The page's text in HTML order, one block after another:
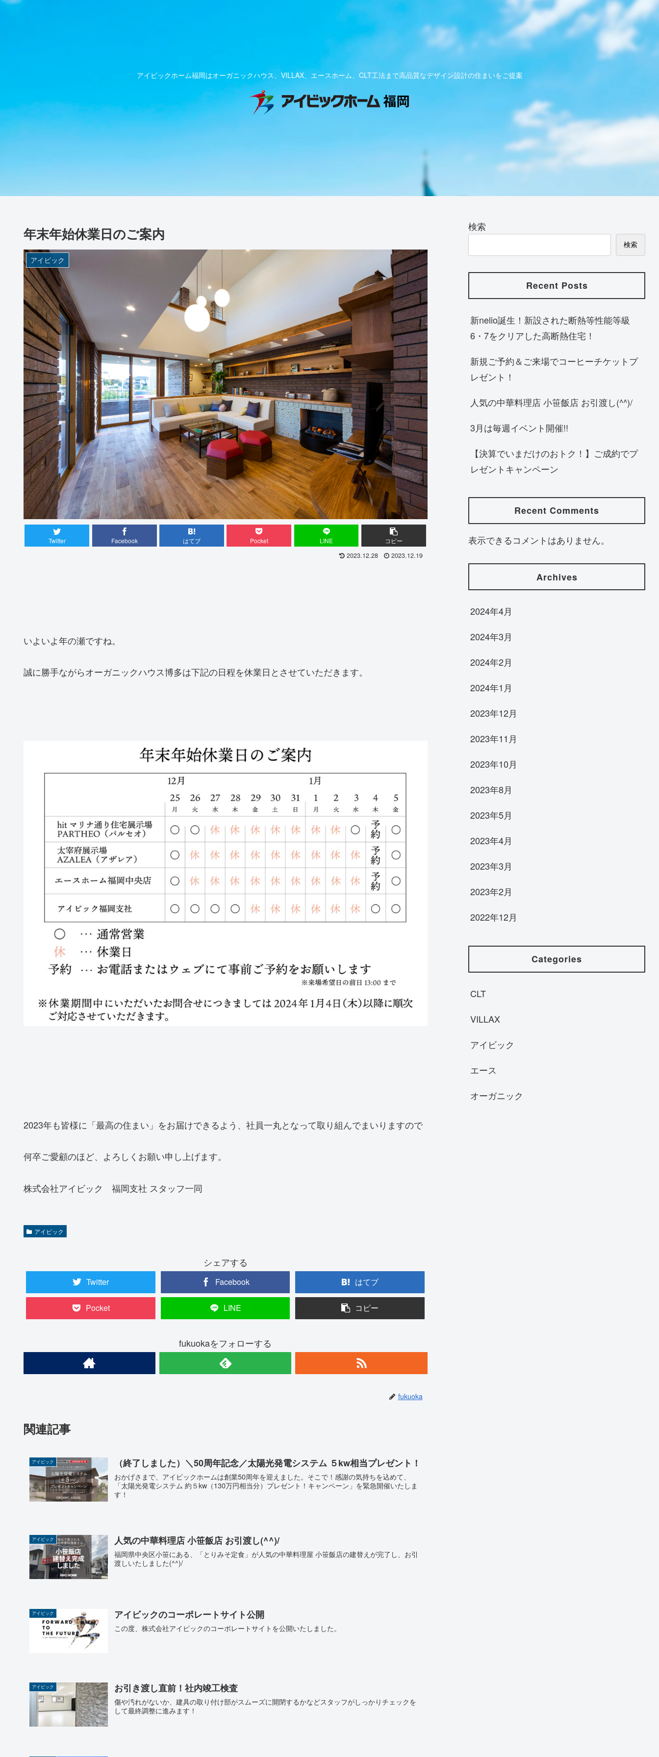
アイビックホーム福岡はオーガニックハウス、VILLAX、エースホーム、CLT工法まで高品質なデザイン設計の住まいをご提案
年末年始休業日のご案内
アイビック
Twitter Facebook はてブ Pocket LINE コピー
2023.12.28 2023.12.19
いよいよ年の瀬ですね。
誠に勝手ながらオーガニックハウス博多は下記の日程を休業日とさせていただきます。
2023年も皆様に「最高の住まい」をお届けできるよう、社員一丸となって取り組んでまいりますので
何卒ご愛顧のほど、よろしくお願い申し上げます。
株式会社アイビック 福岡支社 スタッフ一同
アイビック
シェアする
Twitter Facebook はてブ
Pocket LINE コピー
fukuokaをフォローする
fukuoka
関連記事
アイビック （終了しました）＼50周年記念／太陽光発電システム ５kw相当プレゼント！
おかげさまで、アイビックホームは創業50周年を迎えました。そこで！感謝の気持ちを込めて、
「太陽光発電システム 約５kw（130万円相当分）プレゼント！キャンペーン」を緊急開催いたしま
す！
アイビック 人気の中華料理店 小笹飯店 お引渡し(^^)/
福岡県中央区小笹にある、「とりみそ定食」が人気の中華料理屋 小笹飯店の建替えが完了し、お引
渡しいたしました(^^)/
アイビック アイビックのコーポレートサイト公開
この度、株式会社アイビックのコーポレートサイトを公開いたしました。
アイビック お引き渡し直前！社内竣工検査
傷や汚れがないか、建具の取り付け部がスムーズに開閉するかなどスタッフがしっかりチェックを
して最終調整に進みます！
検索
検索
Recent Posts
新nelio誕生！新設された断熱等性能等級
6・7をクリアした高断熱住宅！
新規ご予約＆ご来場でコーヒーチケットプ
レゼント！
人気の中華料理店 小笹飯店 お引渡し(^^)/
3月は毎週イベント開催!!
【決算でいまだけのおトク！】ご成約でプ
レゼントキャンペーン
Recent Comments
表示できるコメントはありません。
Archives
2024年4月
2024年3月
2024年2月
2024年1月
2023年12月
2023年11月
2023年10月
2023年8月
2023年5月
2023年4月
2023年3月
2023年2月
2022年12月
Categories
CLT
VILLAX
アイビック
エース
オーガニック